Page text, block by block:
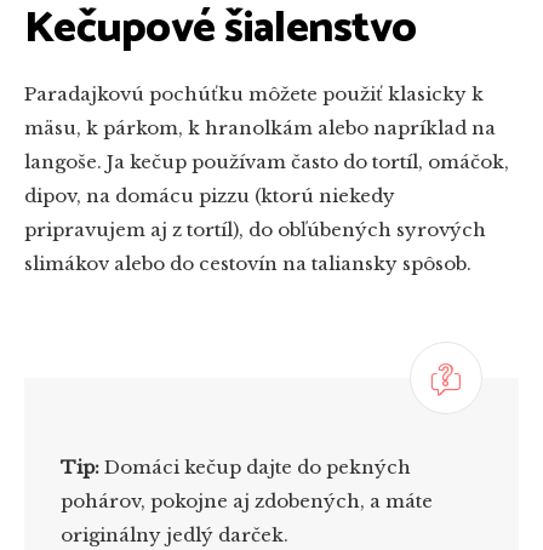
Kečupové šialenstvo
Paradajkovú pochúťku môžete použiť klasicky k
mäsu, k párkom, k hranolkám alebo napríklad na
langoše. Ja kečup používam často do tortíl, omáčok,
dipov, na domácu pizzu (ktorú niekedy
pripravujem aj z tortíl), do obľúbených syrových
slimákov alebo do cestovín na taliansky spôsob.
Tip: Domáci kečup dajte do pekných
pohárov, pokojne aj zdobených, a máte
originálny jedlý darček.